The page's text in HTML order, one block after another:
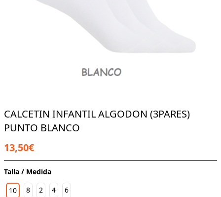
CALCETIN INFANTIL ALGODON (3PARES)
PUNTO BLANCO
13,50€
Talla / Medida
10
8 2 4 6